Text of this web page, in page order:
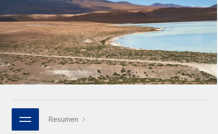
INFRAESTRUCTURA
Conexión Remote
Integra los RR. HH. en tus flujos de trabajo sin
complicaciones.
Plataforma
Funciones esenciales de RR. HH. integradas para tu
Conectar
Conecta cualquier herramienta de IA con Remote
Mediana empresa
Amplía tu equipo con soluciones de RR. HH.
personalizadas.
Empresa
RR. HH. globales para grandes empresas.
ASOCIARSE
Socios tecnológicos estratégicos
Integra la gestión de los RR. HH. globales en tu
Guías y recursos
Casos prácticos
Glosario de RR. HH.
Listas de verificación y plantillas
Biblioteca de descripciones de puestos
Webinarios
Italiano
Português (Portugal)
日本語
한국어
中文（简体）Resumen